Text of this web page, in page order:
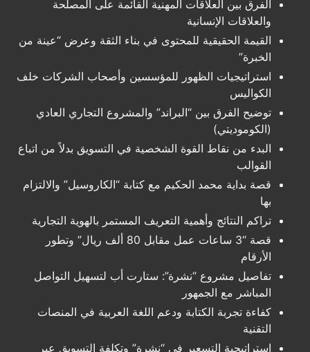
الفرق بين العلاقات المهنية القائمة على المصلحة
والعلاقات الإنسانية
القيمة الحقيقية للمحتوى في بناء الثقة وعرض “عينة من
الخبرة”
استراتيجيات الظهور للمؤسسين وأصحاب الشركات خلف
الكواليس
توضيح الفرق بين “البراند” والمشروع التجاري العادي
(الكوموديتي)
البدء من نقاط القوة الشخصية في التسويق بدلاً من اتباع
القوالب
قصة بداية محمد الحكيم مع كتابة “الكاروسيل” والالتزام
بها
تراكم النتائج وأهمية التعريف المستمر بالهوية التجارية
قصة “3 ساعات عمل مقابل 80 ألف ريال” وتطور
الأرقام
تفاصيل مشروع “نشرة”: ستارت أب لتسهيل التواصل
المباشر مع الجمهور
كفاءة تجربة الكتابة ودعم اللغة العربية في المنصات
التقنية
استراتيجية التسعير في “نشرة” وتكلفة التسويق عبر